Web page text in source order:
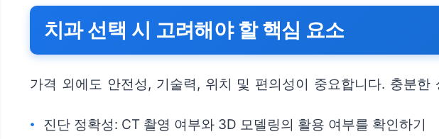
치과 선택 시 고려해야 할 핵심 요소
가격 외에도 안전성, 기술력, 위치 및 편의성이 중요합니다. 충분
진단 정확성: CT 촬영 여부와 3D 모델링의 활용 여부를 확인하기